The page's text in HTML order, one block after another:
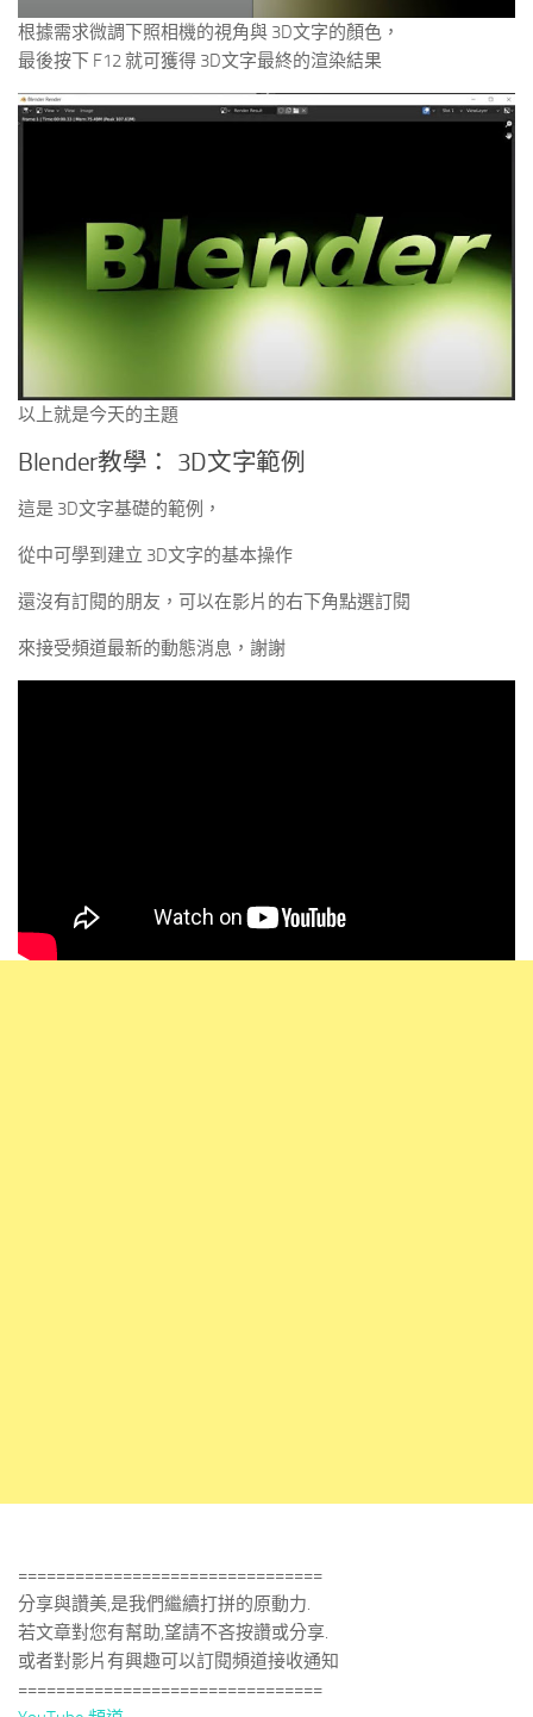
根據需求微調下照相機的視角與 3D文字的顏色，
最後按下 F12 就可獲得 3D文字最終的渲染結果
以上就是今天的主題
Blender教學： 3D文字範例
這是 3D文字基礎的範例，
從中可學到建立 3D文字的基本操作
還沒有訂閱的朋友，可以在影片的右下角點選訂閱
來接受頻道最新的動態消息，謝謝
================================
分享與讚美,是我們繼續打拼的原動力.
若文章對您有幫助,望請不吝按讚或分享.
或者對影片有興趣可以訂閱頻道接收通知
================================